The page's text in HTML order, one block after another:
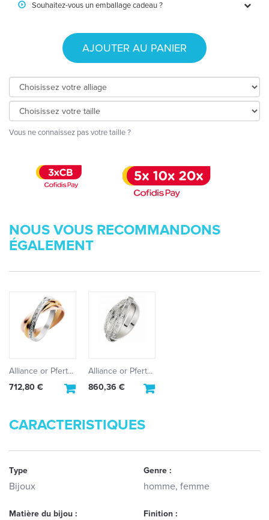
Souhaitez-vous un emballage cadeau ?
AJOUTER AU PANIER
Vous ne connaissez pas votre taille ?
NOUS VOUS RECOMMANDONS
ÉGALEMENT
Alliance or Pfert...
712,80 €
Alliance or Pfert...
860,36 €
CARACTERISTIQUES
Type
Bijoux
Genre :
homme, femme
Matière du bijou : Finition :